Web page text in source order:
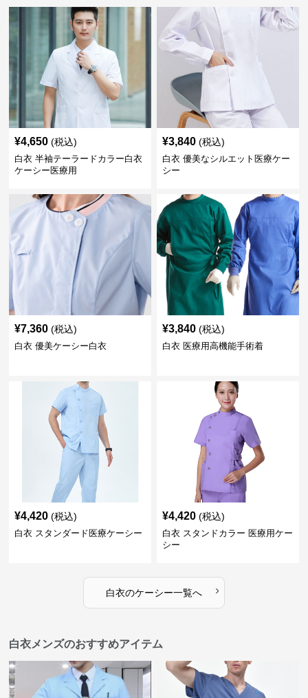
¥4,650 (税込)
白衣 半袖テーラードカラー白衣
ケーシー医療用
¥3,840 (税込)
白衣 優美なシルエット医療ケー
シー
¥7,360 (税込)
白衣 優美ケーシー白衣
¥3,840 (税込)
白衣 医療用高機能手術着
¥4,420 (税込)
白衣 スタンダード医療ケーシー
¥4,420 (税込)
白衣 スタンドカラー 医療用ケー
シー
白衣のケーシー一覧へ ›
白衣メンズのおすすめアイテム